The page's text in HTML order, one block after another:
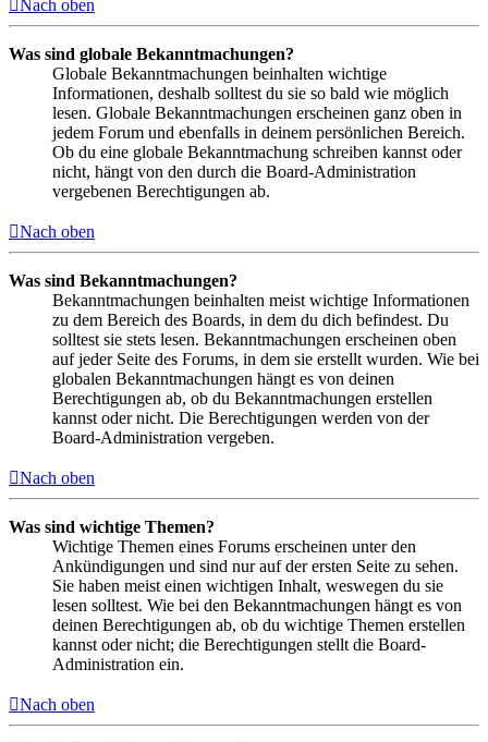
Nach oben
Was sind globale Bekanntmachungen?
Globale Bekanntmachungen beinhalten wichtige
Informationen, deshalb solltest du sie so bald wie möglich
lesen. Globale Bekanntmachungen erscheinen ganz oben in
jedem Forum und ebenfalls in deinem persönlichen Bereich.
Ob du eine globale Bekanntmachung schreiben kannst oder
nicht, hängt von den durch die Board-Administration
vergebenen Berechtigungen ab.
Nach oben
Was sind Bekanntmachungen?
Bekanntmachungen beinhalten meist wichtige Informationen
zu dem Bereich des Boards, in dem du dich befindest. Du
solltest sie stets lesen. Bekanntmachungen erscheinen oben
auf jeder Seite des Forums, in dem sie erstellt wurden. Wie bei
globalen Bekanntmachungen hängt es von deinen
Berechtigungen ab, ob du Bekanntmachungen erstellen
kannst oder nicht. Die Berechtigungen werden von der
Board-Administration vergeben.
Nach oben
Was sind wichtige Themen?
Wichtige Themen eines Forums erscheinen unter den
Ankündigungen und sind nur auf der ersten Seite zu sehen.
Sie haben meist einen wichtigen Inhalt, weswegen du sie
lesen solltest. Wie bei den Bekanntmachungen hängt es von
deinen Berechtigungen ab, ob du wichtige Themen erstellen
kannst oder nicht; die Berechtigungen stellt die Board-
Administration ein.
Nach oben